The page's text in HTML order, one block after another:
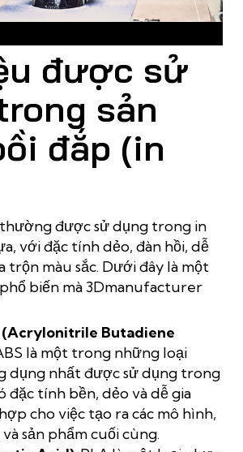
được sử
sản
đắp (in
được sử dụng trong in
với đặc tính dẻo, đàn hồi, dễ
trộn màu sắc. Dưới đây là một
biến mà 3Dmanufacturer
(Acrylonitrile Butadiene
là một trong những loại
dụng nhất được sử dụng trong
đặc tính bền, dẻo và dễ gia
cho việc tạo ra các mô hình,
sản phẩm cuối cùng.